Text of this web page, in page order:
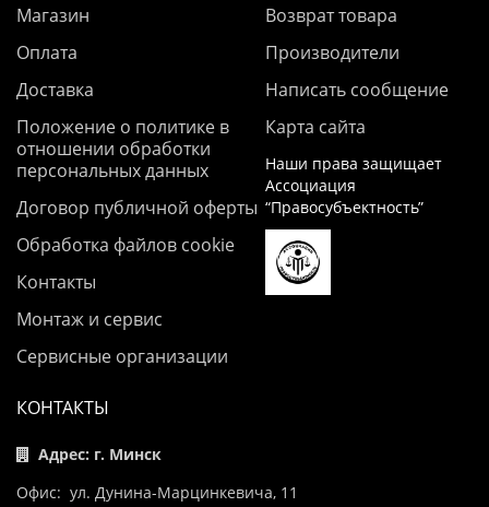
Магазин
Оплата
Доставка
Положение о политике в
отношении обработки
персональных данных
Договор публичной оферты
Обработка файлов cookie
Контакты
Монтаж и сервис
Сервисные организации
Возврат товара
Производители
Написать сообщение
Карта сайта
Наши права защищает
Ассоциация
“Правосубъектность”
КОНТАКТЫ
Адрес: г. Минск
Офис: ул. Дунина-Марцинкевича, 11